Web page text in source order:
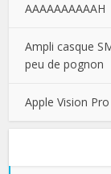
AAAAAAAAAAH
Ampli casque
peu de pognon
Apple Vision